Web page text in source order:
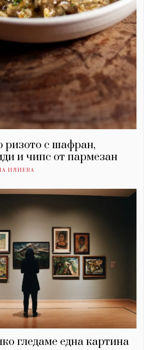
ризото с шафран,
и чипс от пармезан
ИЛИЕВА
гледаме една картина